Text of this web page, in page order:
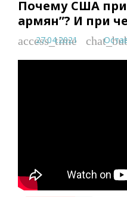
Почему США
армян”? И при
access_time
27.04.2021